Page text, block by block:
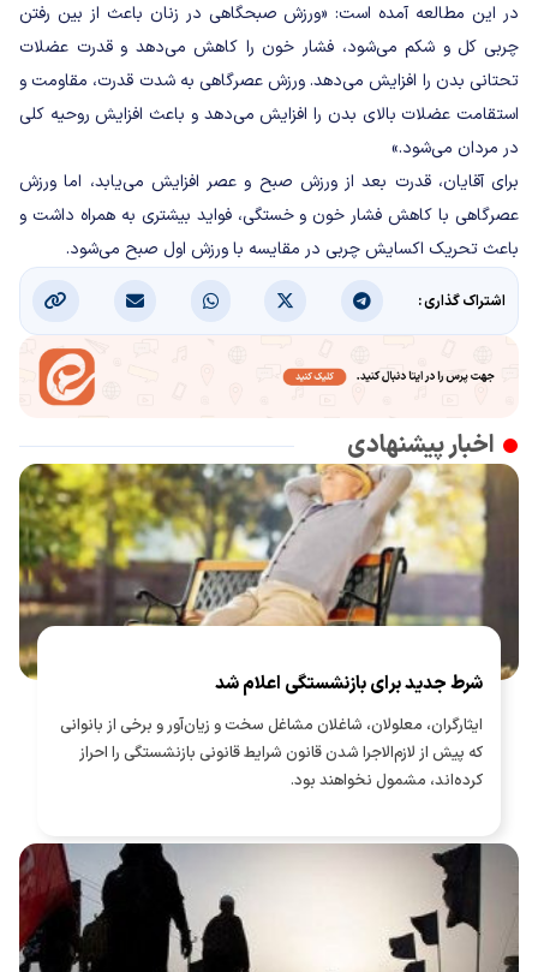
در این مطالعه آمده است: «ورزش صبحگاهی در زنان باعث از بین رفتن
چربی کل و شکم می‌شود، فشار خون را کاهش می‌دهد و قدرت عضلات
تحتانی بدن را افزایش می‌دهد. ورزش عصرگاهی به شدت قدرت، مقاومت و
استقامت عضلات بالای بدن را افزایش می‌دهد و باعث افزایش روحیه کلی
در مردان می‌شود.»
برای آقایان، قدرت بعد از ورزش صبح و عصر افزایش می‌یابد، اما ورزش
عصرگاهی با کاهش فشار خون و خستگی، فواید بیشتری به همراه داشت و
باعث تحریک اکسایش چربی در مقایسه با ورزش اول صبح می‌شود.
اشتراک گذاری :
اخبار پیشنهادی
شرط جدید برای بازنشستگی اعلام شد
ایثارگران، معلولان، شاغلان مشاغل سخت و زیان‌آور و برخی از بانوانی
که پیش از لازم‌الاجرا شدن قانون شرایط قانونی بازنشستگی را احراز
کرده‌اند، مشمول نخواهند بود.